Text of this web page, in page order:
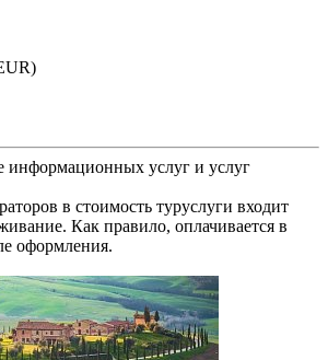
информационных услуг и услуг
в стоимость туруслуги входит
Как правило, оплачивается в
оформления.